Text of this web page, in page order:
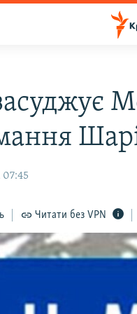
07:45
Читати без VPN